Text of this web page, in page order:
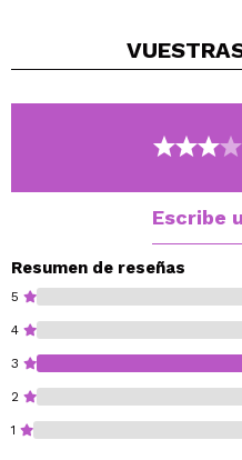
cosmético, promoviendo
similares al Botox,
reduce la aparición de
ácido hialurónico,
proporcionando
piel.
Te encantará su aroma
provenientes de aceites
de geranio, bergamota,
Ylang.
Escribe
Resumen de reseñas
5
4
3
2
1